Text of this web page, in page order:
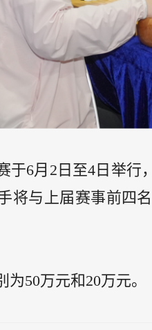
于6月2日至4日举行
将与上届赛事前四
50万元和20万元。